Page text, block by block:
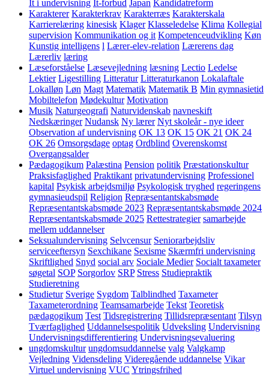
It i undervisning It-forbud Japan Kandidatreform
Karakterer Karakterkrav Karakterræs Karakterskala
Karrierelæring kinesisk Klager Klasseledelse Klima Kollegial
supervision Kommunikation og it Kompetenceudvikling Køn
Kunstig intelligens l Lærer-elev-relation Lærerens dag
Lærerliv læring
Læseforståelse Læsevejledning læsning Lectio Ledelse
Lektier Ligestilling Litteratur Litteraturkanon Lokalaftale
Lokalløn Løn Magt Matematik Matematik B Min gymnasietid
Mobiltelefon Mødekultur Motivation
Musik Naturgeografi Naturvidenskab navneskift
Nedskæringer Nudansk Ny lærer Nyt skoleår - nye ideer
Observation af undervisning OK 13 OK 15 OK 21 OK 24
OK 26 Omsorgsdage optag Ordblind Overenskomst
Overgangsalder
Pædagogikum Palæstina Pension politik Præstationskultur
Praksisfaglighed Praktikant privatundervisning Professionel
kapital Psykisk arbejdsmiljø Psykologisk tryghed regeringens
gymnasieudspil Religion Repræsentantskabsmøde
Repræsentantskabsmøde 2023 Repræsentantskabsmøde 2024
Repræsentantskabsmøde 2025 Rettestrategier samarbejde
mellem uddannelser
Seksualundervisning Selvcensur Seniorarbejdsliv
serviceeftersyn Sexchikane Sexisme Skærmfri undervisning
Skriftlighed Snyd social arv Sociale Medier Socialt taxameter
søgetal SOP Sorgorlov SRP Stress Studiepraktik
Studieretning
Studietur Sverige Sygdom Talblindhed Taxameter
Taxameterordning Teamsamarbejde Tekst Teoretisk
pædagogikum Test Tidsregistrering Tillidsrepræsentant Tilsyn
Tværfaglighed Uddannelsespolitik Udveksling Undervisning
Undervisningsdifferentiering Undervisningsevaluering
ungdomskultur ungdomsuddannelse valg Valgkamp
Vejledning Vidensdeling Videregående uddannelse Vikar
Virtuel undervisning VUC Ytringsfrihed